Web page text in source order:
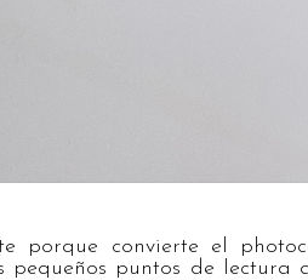
porque convierte el
puntos de lectura